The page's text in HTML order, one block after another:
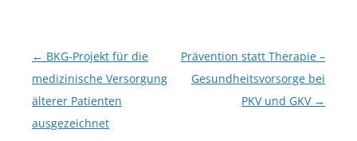
Beitragsnavigation
← BKG-Projekt für die
medizinische Versorgung
älterer Patienten
ausgezeichnet
Prävention statt Therapie –
Gesundheitsvorsorge bei
PKV und GKV →